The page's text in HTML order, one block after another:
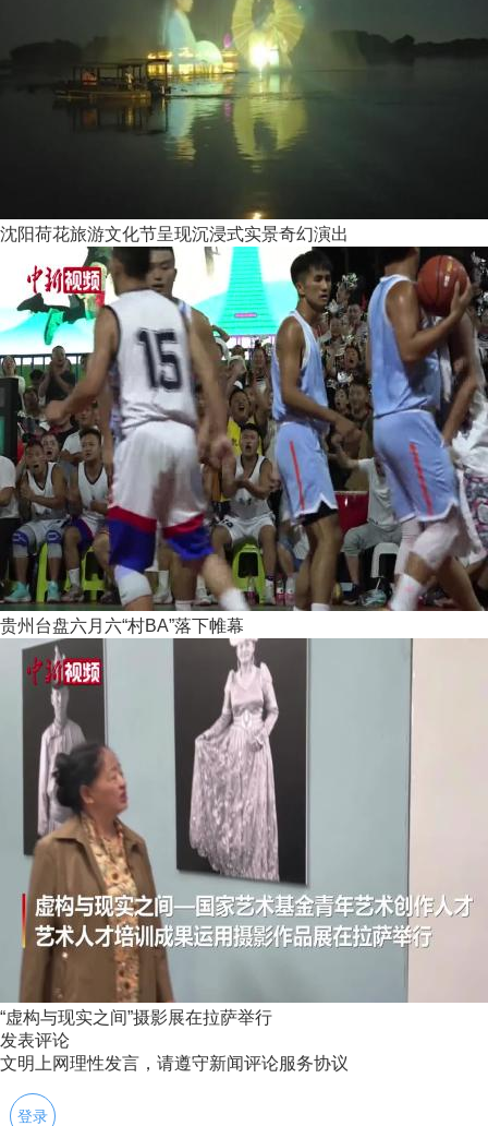
沈阳荷花旅游文化节呈现沉浸式实景奇幻演出
贵州台盘六月六“村BA”落下帷幕
“虚构与现实之间”摄影展在拉萨举行
发表评论
文明上网理性发言，请遵守新闻评论服务协议
登录